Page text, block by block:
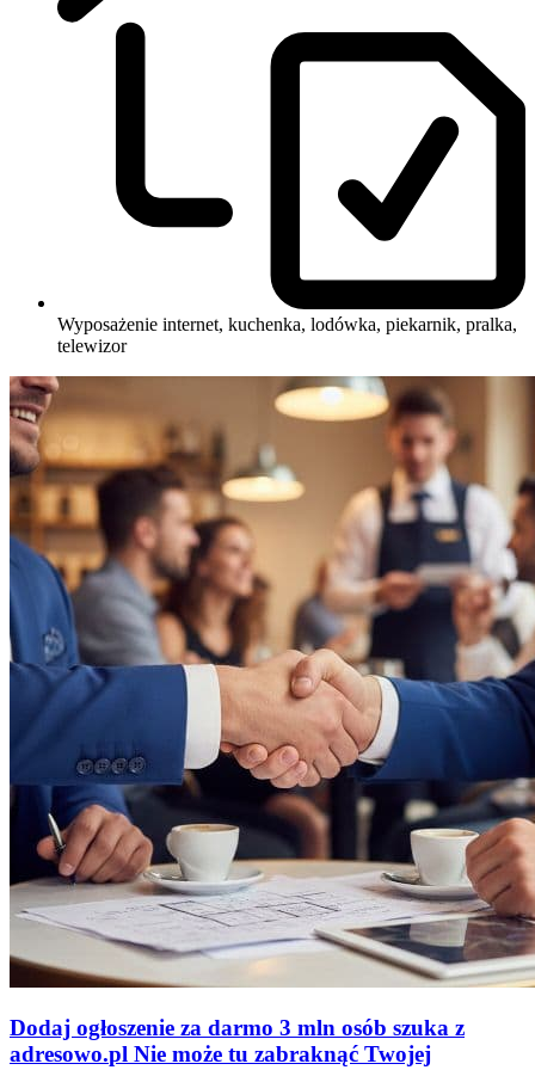
Wyposażenie internet, kuchenka, lodówka, piekarnik, pralka,
telewizor
Dodaj ogłoszenie za darmo 3 mln osób szuka z
adresowo.pl Nie może tu zabraknąć Twojej